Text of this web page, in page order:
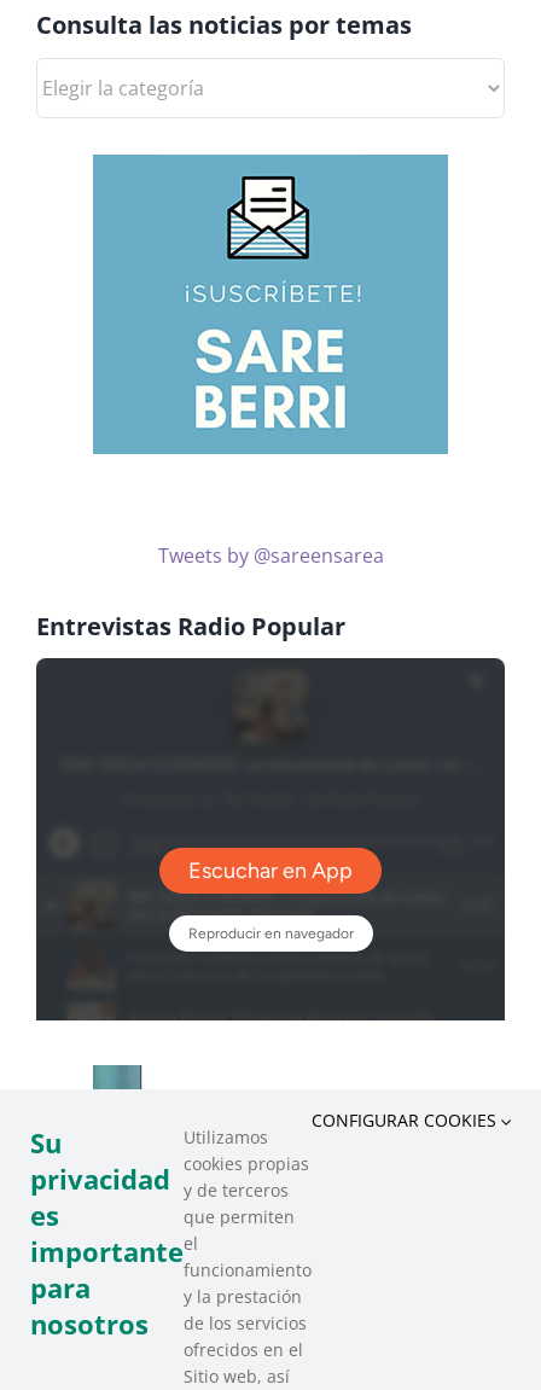
Consulta las noticias por temas
las
Tweets by @sareensarea
Entrevistas Radio Popular
Su
privacidad
es
importante
para
nosotros
Utilizamos
cookies propias
y de terceros
que permiten
el
funcionamiento
y la prestación
de los servicios
ofrecidos en el
Sitio web, así
CONFIGURAR COOKIES